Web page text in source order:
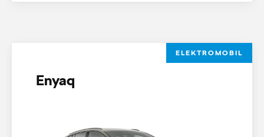
ELEKTROMOBIL
Enyaq